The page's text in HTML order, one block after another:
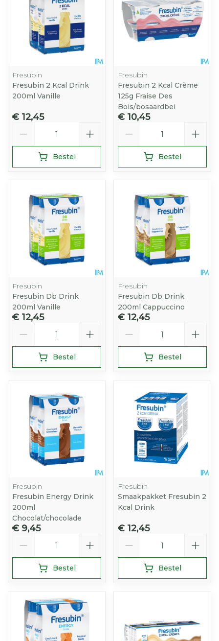
Fresubin
Fresubin 2 Kcal Drink
200ml Vanille
€ 12,45
Bestel
Fresubin
Fresubin 2 Kcal Crème
125g Fraise Des
Bois/bosaardbei
€ 10,45
Bestel
Fresubin
Fresubin Db Drink
200ml Vanille
€ 12,45
Bestel
Fresubin
Fresubin Db Drink
200ml Cappuccino
€ 12,45
Bestel
Fresubin
Fresubin Energy Drink
200ml
Chocolat/chocolade
€ 9,45
Bestel
Fresubin
Smaakpakket Fresubin 2
Kcal Drink
€ 12,45
Bestel